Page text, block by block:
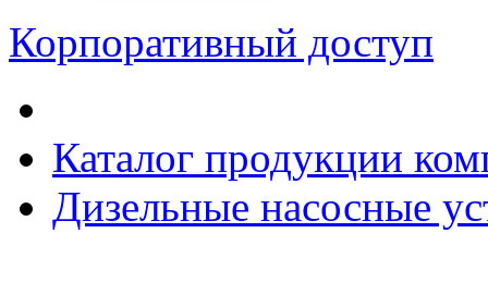
Корпоративный доступ
Каталог продукции
Дизельные насосные